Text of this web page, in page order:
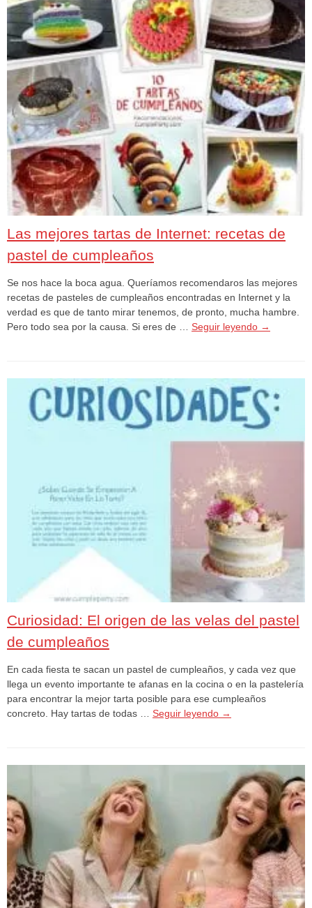
Las mejores tartas de Internet: recetas de
pastel de cumpleaños
Se nos hace la boca agua. Queríamos recomendaros las mejores
recetas de pasteles de cumpleaños encontradas en Internet y la
verdad es que de tanto mirar tenemos, de pronto, mucha hambre.
Pero todo sea por la causa. Si eres de … Seguir leyendo →
Curiosidad: El origen de las velas del pastel
de cumpleaños
En cada fiesta te sacan un pastel de cumpleaños, y cada vez que
llega un evento importante te afanas en la cocina o en la pastelería
para encontrar la mejor tarta posible para ese cumpleaños
concreto. Hay tartas de todas … Seguir leyendo →